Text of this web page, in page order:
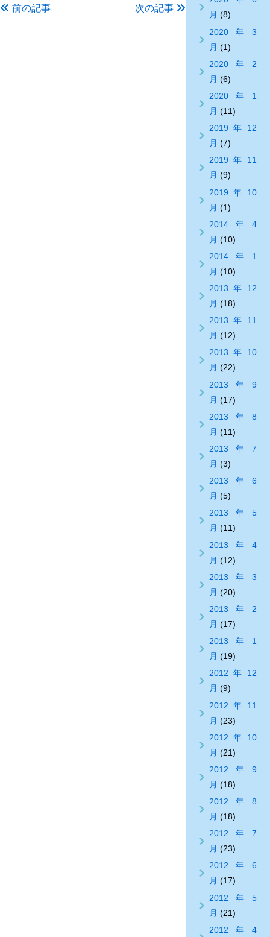
前の記事 次の記事
月 (8)
2020年3
月 (1)
2020年2
月 (6)
2020年1
月 (11)
2019年12
月 (7)
2019年11
月 (9)
2019年10
月 (1)
2014年4
月 (10)
2014年1
月 (10)
2013年12
月 (18)
2013年11
月 (12)
2013年10
月 (22)
2013年9
月 (17)
2013年8
月 (11)
2013年7
月 (3)
2013年6
月 (5)
2013年5
月 (11)
2013年4
月 (12)
2013年3
月 (20)
2013年2
月 (17)
2013年1
月 (19)
2012年12
月 (9)
2012年11
月 (23)
2012年10
月 (21)
2012年9
月 (18)
2012年8
月 (18)
2012年7
月 (23)
2012年6
月 (17)
2012年5
月 (21)
2012年4